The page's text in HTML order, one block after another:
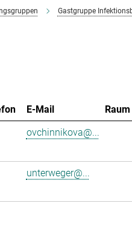
Gastgruppe
E-Mail Raum
ovchinnikova@...
unterweger@...